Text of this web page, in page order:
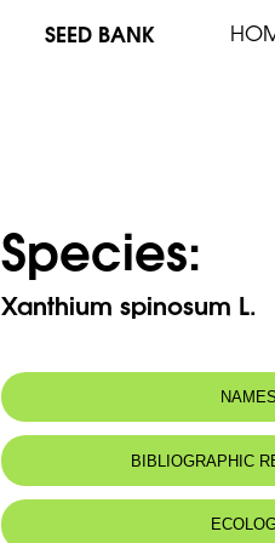
SEED BANK
Species:
Xanthium spinosum L.
NAMES
BIBLIOGRAPHIC